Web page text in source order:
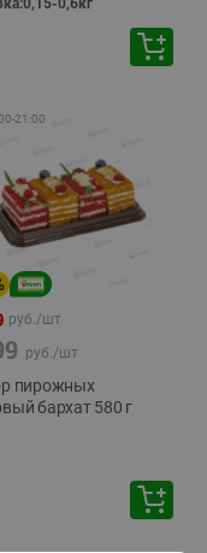
0,6кг
-21:00
руб./шт
руб./шт
пирожных
бархат 580 г